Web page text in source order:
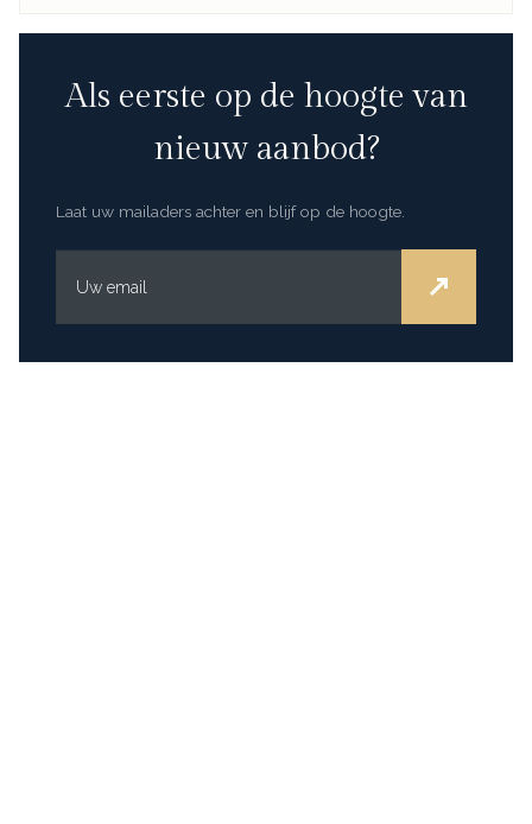
Als eerste op de hoogte van
nieuw aanbod?
Laat uw mailaders achter en blijf op de hoogte.